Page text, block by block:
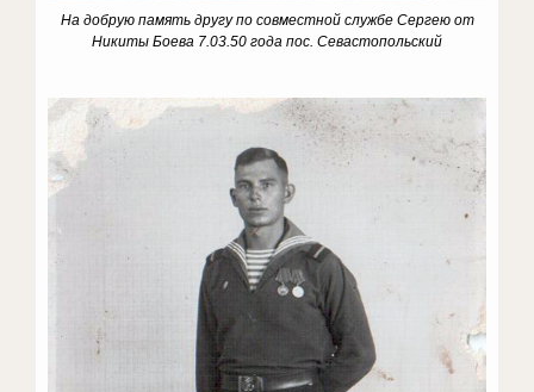
На добрую память другу по совместной службе Сергею от
Никиты Боева 7.03.50 года пос. Севастопольский